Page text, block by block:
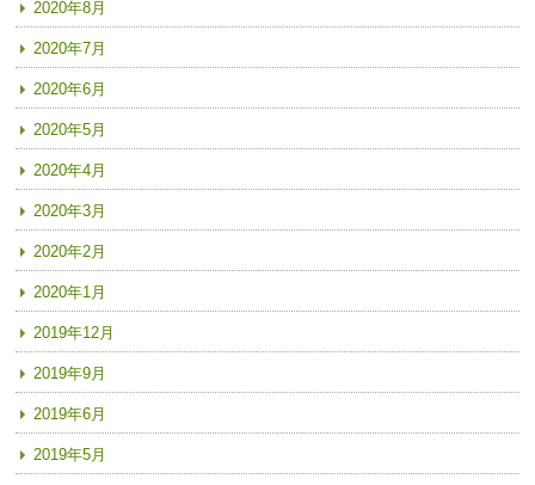
2020年8月
2020年7月
2020年6月
2020年5月
2020年4月
2020年3月
2020年2月
2020年1月
2019年12月
2019年9月
2019年6月
2019年5月